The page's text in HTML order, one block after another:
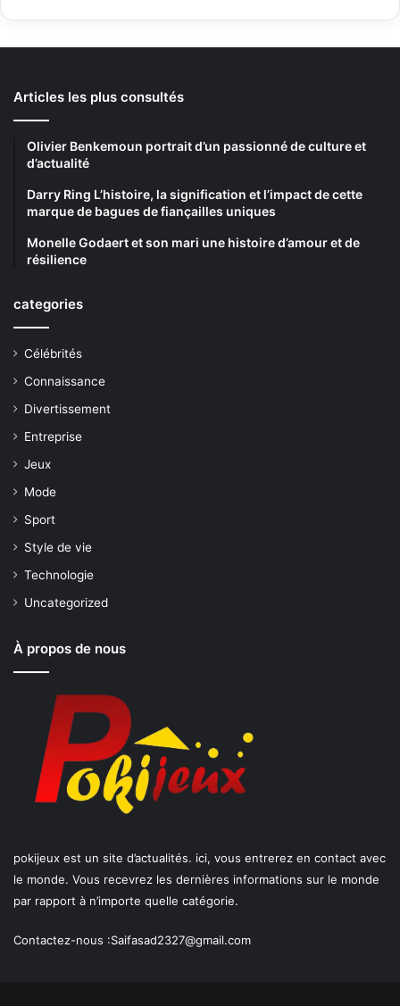
Articles les plus consultés
Olivier Benkemoun portrait d’un passionné de culture et
d’actualité
Darry Ring L’histoire, la signification et l’impact de cette
marque de bagues de fiançailles uniques
Monelle Godaert et son mari une histoire d’amour et de
résilience
categories
Célébrités
Connaissance
Divertissement
Entreprise
Jeux
Mode
Sport
Style de vie
Technologie
Uncategorized
À propos de nous
pokijeux est un site d’actualités. ici, vous entrerez en contact avec
le monde. Vous recevrez les dernières informations sur le monde
par rapport à n’importe quelle catégorie.
Contactez-nous :Saifasad2327@gmail.com